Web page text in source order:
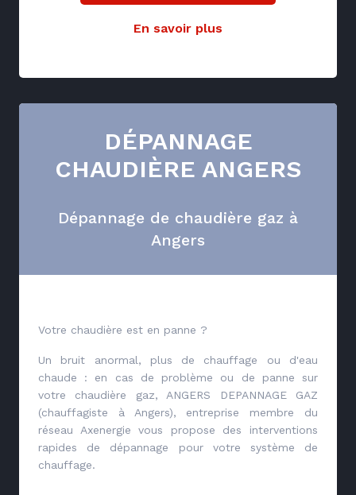
En savoir plus
DÉPANNAGE
CHAUDIÈRE ANGERS
Dépannage de chaudière gaz à
Angers
Votre chaudière est en panne ?
Un bruit anormal, plus de chauffage ou d'eau
chaude : en cas de problème ou de panne sur
votre chaudière gaz, ANGERS DEPANNAGE GAZ
(chauffagiste à Angers), entreprise membre du
réseau Axenergie vous propose des interventions
rapides de dépannage pour votre système de
chauffage.